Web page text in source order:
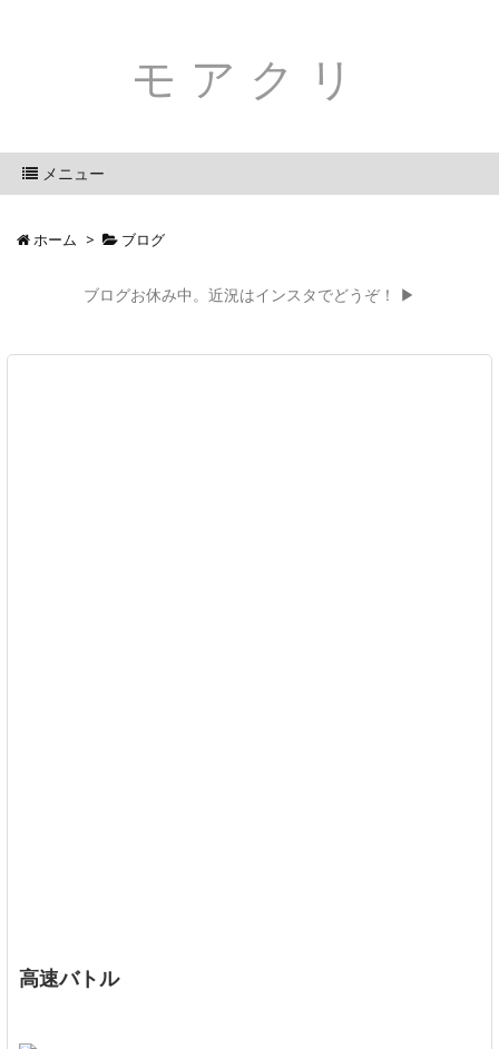
モアクリ
メニュー
ホーム > ブログ
ブログお休み中。近況はインスタでどうぞ！ ▶
高速バトル